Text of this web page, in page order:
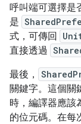
呼叫端可選擇是
是
式，可傳回
直接透過
最後，
關鍵字。這個關
時，編譯器應該
的位元碼。在每